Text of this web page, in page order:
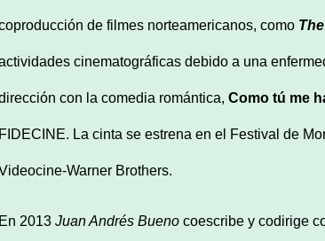
de filmes norteamericanos, como
cinematográficas debido a una
con la comedia romántica, Como tú me
FIDECINE. La cinta se estrena en el Festival de
Warner Brothers.
En 2013 Juan Andrés Bueno coescribe y codirige